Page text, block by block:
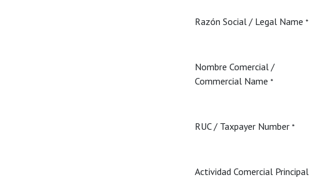
Razón Social / Legal Name *
Nombre Comercial /
Commercial Name *
RUC / Taxpayer Number *
Actividad Comercial Principal